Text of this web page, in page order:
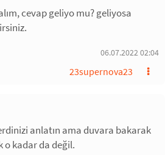
cevap geliyo mu? geliyosa
06.07.2022 02:04
23supernova23
anlatın ama duvara bakarak
o kadar da değil.